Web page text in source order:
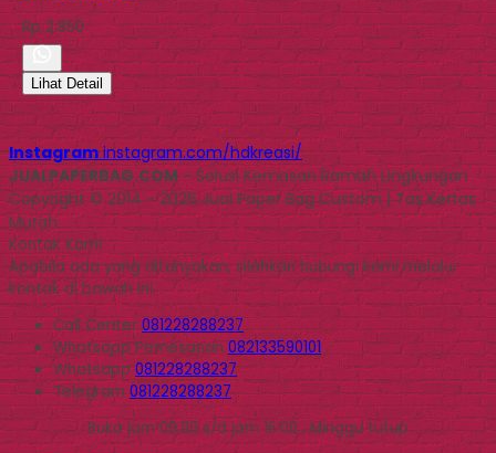
Rp 2.850
Lihat Detail
Instagram instagram.com/hdkreasi/
JUALPAPERBAG.COM- Solusi Kemasan Ramah Lingkungan
Copyright © 2014 - 2026 Jual Paper Bag Custom | Tas Kertas
Murah
Kontak Kami
Apabila ada yang ditanyakan, silahkan hubungi kami melalui
kontak di bawah ini.
Call Center081228288237
WhatsappPemesanan 082133590101
Whatsapp081228288237
Telegram081228288237
Buka jam 09.00 s/d jam 16.00 , Minggu tutup